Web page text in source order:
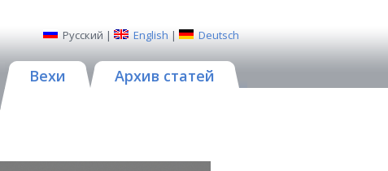
Русский | English | Deutsch
Вехи Архив статей